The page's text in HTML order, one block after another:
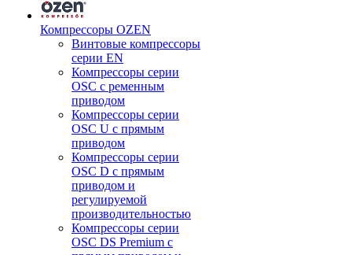
Компрессоры OZEN
Винтовые компрессоры
серии EN
Компрессоры серии
OSC с ременным
приводом
Компрессоры серии
OSC U с прямым
приводом
Компрессоры серии
OSC D с прямым
приводом и
регулируемой
производительностью
Компрессоры серии
OSC DS Premium с